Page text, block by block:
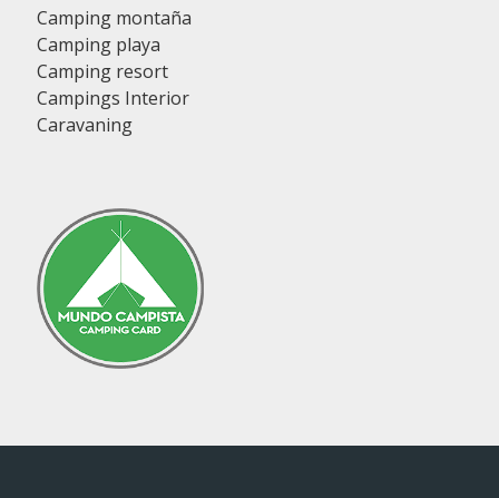
Camping montaña
Camping playa
Camping resort
Campings Interior
Caravaning